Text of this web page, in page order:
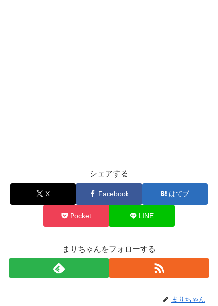
シェアする
X Facebook はてブ
Pocket LINE
まりちゃんをフォローする
まりちゃん